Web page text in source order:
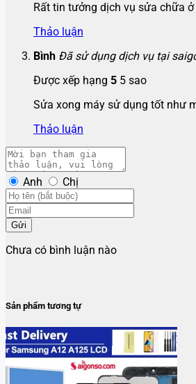
Rất tin tưởng dịch vụ sửa chữa ở
Thảo luận
Bình Đã sử dụng dịch vụ tại
Được xếp hạng 5 5 sao
Sửa xong máy sử dụng tốt như
Thảo luận
Anh Chị
Gửi
Chưa có bình luận nào
Sản phẩm tương tự